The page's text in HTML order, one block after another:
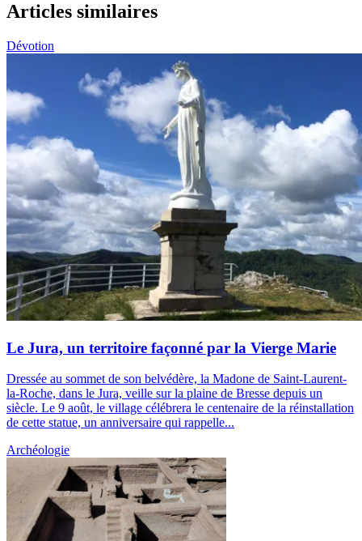
Articles similaires
Dévotion
Le Jura, un territoire façonné par la Vierge Marie
Dressée au sommet de son belvédère, la Madone de Saint-Laurent-
la-Roche, dans le Jura, veille sur la plaine de Bresse depuis un
siècle. Le 9 août, le village célébrera le centenaire de la réinstallation
de cette statue, un anniversaire qui rappelle...
Archéologie